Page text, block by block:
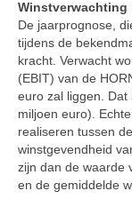
Winstverwachting
De jaarprognose,
tijdens de
kracht. Verwacht
(EBIT) van de
euro zal liggen.
miljoen euro).
realiseren tussen
winstgevendheid
zijn dan de waarde
en de gemiddelde